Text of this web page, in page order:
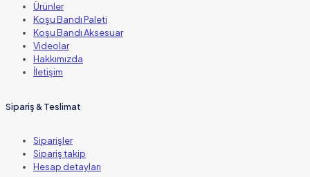
Ürünler
Koşu Bandı Paleti
Koşu Bandı Aksesuar
Videolar
Hakkımızda
İletişim
Sipariş & Teslimat
Siparişler
Sipariş takip
Hesap detayları